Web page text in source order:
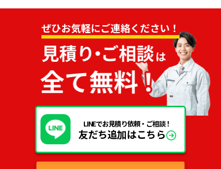
ぜひお気軽にご連絡ください！
LINEでお見積り依頼・ご相談！
友だち追加はこちら